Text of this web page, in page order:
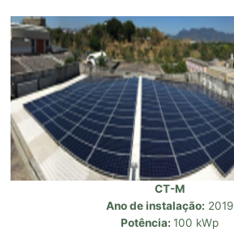
CT-M
Ano de instalação: 2019
Potência:100 kWp